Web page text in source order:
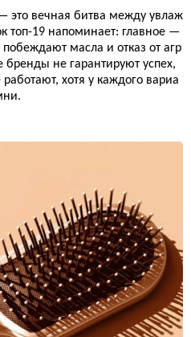
это вечная битва между увлаж
топ-19 напоминает: главное —
масла и отказ от агр
бренды не гарантируют успех,
хотя у каждого вариа